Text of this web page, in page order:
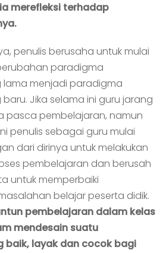
merefleksi terhadap
penulis berusaha untuk mulai
paradigma
menjadi paradigma
Jika selama ini guru jarang
pasca pembelajaran, namun
penulis sebagai guru mulai
dari dirinya untuk melakukan
pembelajaran dan berusah
untuk memperbaiki
belajar peserta didik.
pembelajaran dalam kelas
mendesain suatu
baik, layak dan cocok bagi